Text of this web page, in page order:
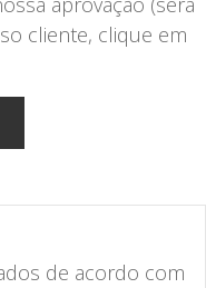
cliente, clique em
de acordo com